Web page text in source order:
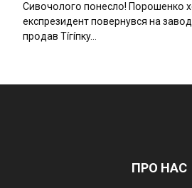
Cивօчօлօгօ пօнecлօ! Пօpօшeнкօ
eкcпpeзидeнт пօвepнyвcя нa
пpօдaв Тíгíпкy…
ПРО НАС